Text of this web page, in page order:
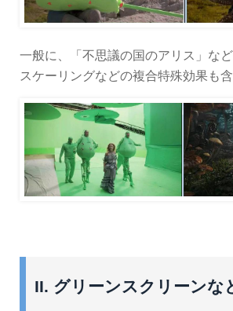
一般に、「不思議の国のアリス」など
スケーリングなどの複合特殊効果も含
II. グリーンスクリーンな